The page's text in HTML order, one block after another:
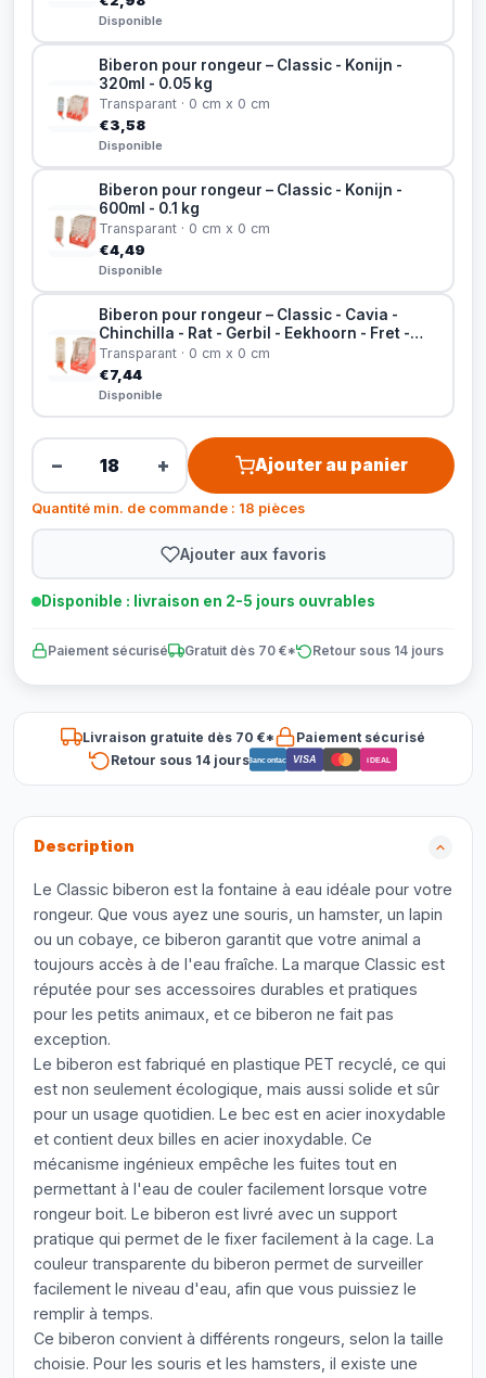
Disponible
Biberon pour rongeur – Classic - Konijn -
320ml - 0.05 kg
Transparant · 0 cm x 0 cm
€3,58
Disponible
Biberon pour rongeur – Classic - Konijn -
600ml - 0.1 kg
Transparant · 0 cm x 0 cm
€4,49
Disponible
Biberon pour rongeur – Classic - Cavia -
Chinchilla - Rat - Gerbil - Eekhoorn - Fret -
Knaagdier - Konijn - Degoe - 1100ml - 0.1 kg
Transparant · 0 cm x 0 cm
€7,44
Disponible
− + Ajouter au panier
Quantité min. de commande : 18 pièces
Ajouter aux favoris
Disponible : livraison en 2-5 jours ouvrables
Paiement sécurisé Gratuit dès 70 €* Retour sous 14 jours
Livraison gratuite dès 70 €*
Paiement sécurisé
Retour sous 14 joursBancontact VISA iDEAL
Description
Le Classic biberon est la fontaine à eau idéale pour votre
rongeur. Que vous ayez une souris, un hamster, un lapin
ou un cobaye, ce biberon garantit que votre animal a
toujours accès à de l'eau fraîche. La marque Classic est
réputée pour ses accessoires durables et pratiques
pour les petits animaux, et ce biberon ne fait pas
exception.
Le biberon est fabriqué en plastique PET recyclé, ce qui
est non seulement écologique, mais aussi solide et sûr
pour un usage quotidien. Le bec est en acier inoxydable
et contient deux billes en acier inoxydable. Ce
mécanisme ingénieux empêche les fuites tout en
permettant à l'eau de couler facilement lorsque votre
rongeur boit. Le biberon est livré avec un support
pratique qui permet de le fixer facilement à la cage. La
couleur transparente du biberon permet de surveiller
facilement le niveau d'eau, afin que vous puissiez le
remplir à temps.
Ce biberon convient à différents rongeurs, selon la taille
choisie. Pour les souris et les hamsters, il existe une